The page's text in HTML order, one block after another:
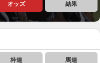
オッズ 結果
枠連 馬連